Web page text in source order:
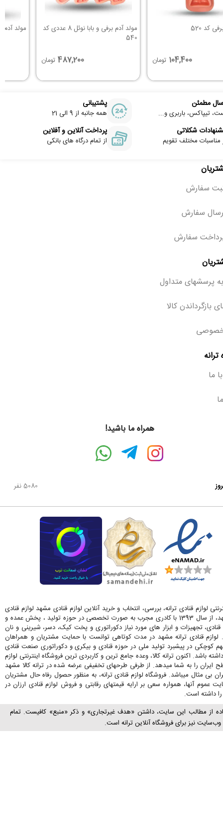
کد 520
104,400 تومان
مولد آدم برفی و بابا نوئل 8 عددی کد
540
487,200 تومان
مولد آدم
مطمئن
تیپاکس، باربری و...
پشتیبانی
همه جانبه از 9 الی 21
شکلاتی
مناسبات مختلف تقویم
پرداخت آنلاین و آفلاین
از تمام درگاه های بانکی
سفارش
سفارش
سفارش
پرسشهای متداول
بازگرداندن کالا
ما
همراه ما باشید!
5080 نفر
لوازم قنادی ترانه، بررسی، انتخاب و خرید آنلاین لوازم قنادی مشهد لوازم قنادی
ترانه در مشهد، از سال 1393 با کادری مجرب به صورت تخصصی در حوزه تولید ، پخش عمده و
تجهیزات و ابزار های مورد نیاز دکوراتوری و پخت کیک، دسر، شیرینی و نان
لوازم قنادی ترانه مشهد در مدت کوتاهی توانست با حمایت مشتریان و همراهان
کوچکی در پیشبرد تولید ملی در حوزه قنادی و بیکری و دکوراتوری صنعت قنادی
باشد. اکنون ترانه کالا، وعده جامع ترین و کاربردی ترین فروشگاه اینترنتی لوازم
ایران را به شما میدهد. از طرفی طرحهای تخفیفی عرضه شده در ترانه کالا مشهد
بی مثال میباشد. فروشگاه لوازم قنادی ترانه، به منظور حصول رفاه حال مشتریان
عموم آنها، همواره سعی بر ارایه قیمتهای رقابتی و فروش لوازم قنادی ارزان در
داشته است.
از مطالب این سایت، داشتن «هدف غیرتجاری» و ذکر «منبع» کافیست. تمام
نیز برای فروشگاه آنلاین ترانه است.